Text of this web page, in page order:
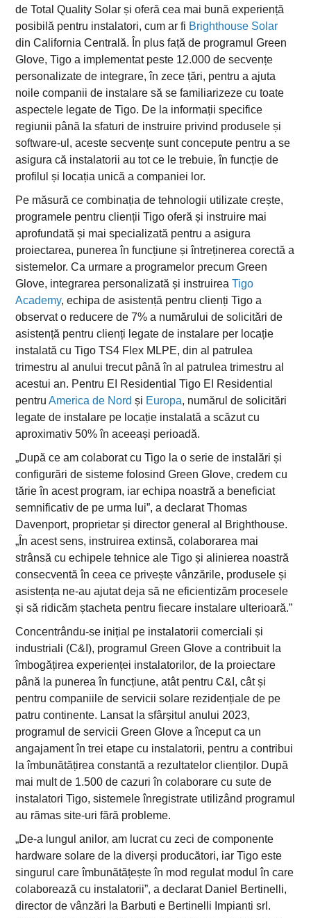
de Total Quality Solar și oferă cea mai bună experiență
posibilă pentru instalatori, cum ar fi Brighthouse Solar
din California Centrală. În plus față de programul Green
Glove, Tigo a implementat peste 12.000 de secvențe
personalizate de integrare, în zece țări, pentru a ajuta
noile companii de instalare să se familiarizeze cu toate
aspectele legate de Tigo. De la informații specifice
regiunii până la sfaturi de instruire privind produsele și
software-ul, aceste secvențe sunt concepute pentru a se
asigura că instalatorii au tot ce le trebuie, în funcție de
profilul și locația unică a companiei lor.
Pe măsură ce combinația de tehnologii utilizate crește,
programele pentru clienții Tigo oferă și instruire mai
aprofundată și mai specializată pentru a asigura
proiectarea, punerea în funcțiune și întreținerea corectă a
sistemelor. Ca urmare a programelor precum Green
Glove, integrarea personalizată și instruireaTigo
Academy, echipa de asistență pentru clienți Tigo a
observat o reducere de 7% a numărului de solicitări de
asistență pentru clienți legate de instalare per locație
instalată cu Tigo TS4 Flex MLPE, din al patrulea
trimestru al anului trecut până în al patrulea trimestru al
acestui an. Pentru EI Residential Tigo EI Residential
pentruAmerica de Nord și Europa, numărul de solicitări
legate de instalare pe locație instalată a scăzut cu
aproximativ 50% în aceeași perioadă.
„După ce am colaborat cu Tigo la o serie de instalări și
configurări de sisteme folosind Green Glove, credem cu
tărie în acest program, iar echipa noastră a beneficiat
semnificativ de pe urma lui”, a declarat Thomas
Davenport, proprietar și director general al Brighthouse.
„În acest sens, instruirea extinsă, colaborarea mai
strânsă cu echipele tehnice ale Tigo și alinierea noastră
consecventă în ceea ce privește vânzările, produsele și
asistența ne-au ajutat deja să ne eficientizăm procesele
și să ridicăm ștacheta pentru fiecare instalare ulterioară.”
Concentrându-se inițial pe instalatorii comerciali și
industriali (C&I), programul Green Glove a contribuit la
îmbogățirea experienței instalatorilor, de la proiectare
până la punerea în funcțiune, atât pentru C&I, cât și
pentru companiile de servicii solare rezidențiale de pe
patru continente. Lansat la sfârșitul anului 2023,
programul de servicii Green Glove a început ca un
angajament în trei etape cu instalatorii, pentru a contribui
la îmbunătățirea constantă a rezultatelor clienților. După
mai mult de 1.500 de cazuri în colaborare cu sute de
instalatori Tigo, sistemele înregistrate utilizând programul
au rămas site-uri fără probleme.
„De-a lungul anilor, am lucrat cu zeci de componente
hardware solare de la diverși producători, iar Tigo este
singurul care îmbunătățește în mod regulat modul în care
colaborează cu instalatorii”, a declarat Daniel Bertinelli,
director de vânzări la Barbuti e Bertinelli Impianti srl.